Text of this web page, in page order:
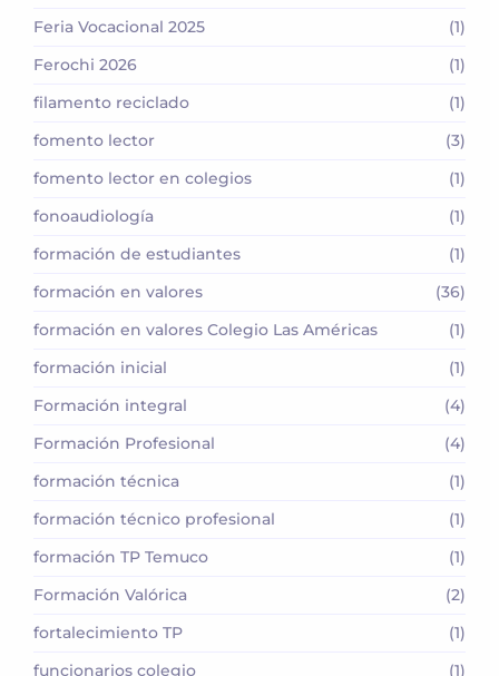
Feria Vocacional 2025
(1)
Ferochi 2026
(1)
filamento reciclado
(1)
fomento lector
(3)
fomento lector en colegios
(1)
fonoaudiología
(1)
formación de estudiantes
(1)
formación en valores
(36)
formación en valores Colegio Las Américas
(1)
formación inicial
(1)
Formación integral
(4)
Formación Profesional
(4)
formación técnica
(1)
formación técnico profesional
(1)
formación TP Temuco
(1)
Formación Valórica
(2)
fortalecimiento TP
(1)
funcionarios colegio
(1)